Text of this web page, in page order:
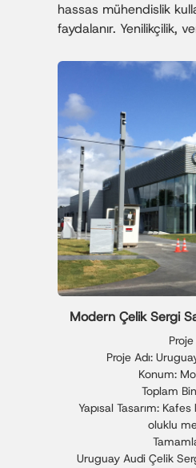
hassas mühendislik
faydalanır. Yenilikçilik,
Modern Çelik Sergi
Proje
Proje Adı:
Konum:
Toplam
Yapısal Tasarım:
oluklu
Uruguay Audi Çelik